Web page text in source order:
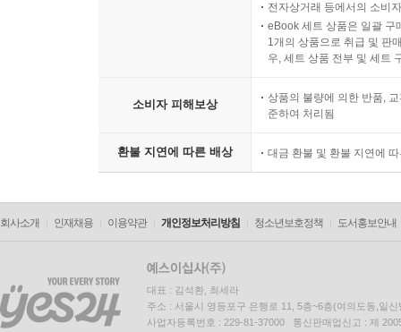
전자상거래 등에서의 소비
eBook 세트 상품은 일괄 구
1개의 상품으로 취급 및 판
우, 세트 상품 전부 및 세트
소비자 피해보상
상품의 불량에 의한 반품,
준하여 처리됨
환불 지연에 따른 배상 대금 환불 및 환불 지연에
회사소개 인재채용 이용약관 개인정보처리방침 청소년보호정책 도서홍보안내
대표 : 김석환, 최세라
주소 : 서울시 영등포구 은행로 11, 5층~6층(여의도동,일신
사업자등록번호 : 229-81-37000 통신판매업신고 : 제